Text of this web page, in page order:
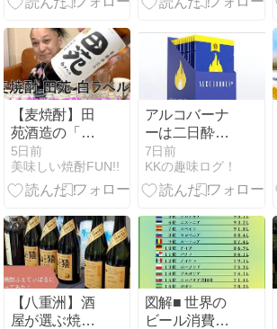
【麦焼酎】田
苑酒造の「田
苑 白ラベル」
を飲んでみた♪
5日前
美味しい焼酎FUN!!
アルコバーナ
ーは二日酔い
に良い？悪
い？検証！
7日前
KKの趣味ログ！
【八重洲】酒
屋が選ぶ焼酎
図解■ 世界の
ビール消費量